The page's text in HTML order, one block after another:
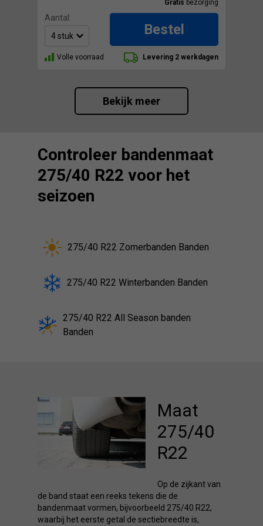
Gratis bezorging
Aantal:
Bestel
Volle voorraad Levering 2 werkdagen
Bekijk meer
Controleer bandenmaat
275/40 R22 voor het
seizoen
275/40 R22 Zomerbanden Banden
275/40 R22 Winterbanden Banden
275/40 R22 All Season banden
Banden
Maat
275/40
R22
Op de zijkant van
de band staat een reeks tekens die de
bandenmaat vormen, bijvoorbeeld 275/40 R22,
waarbij het eerste getal de sectiebreedte is,